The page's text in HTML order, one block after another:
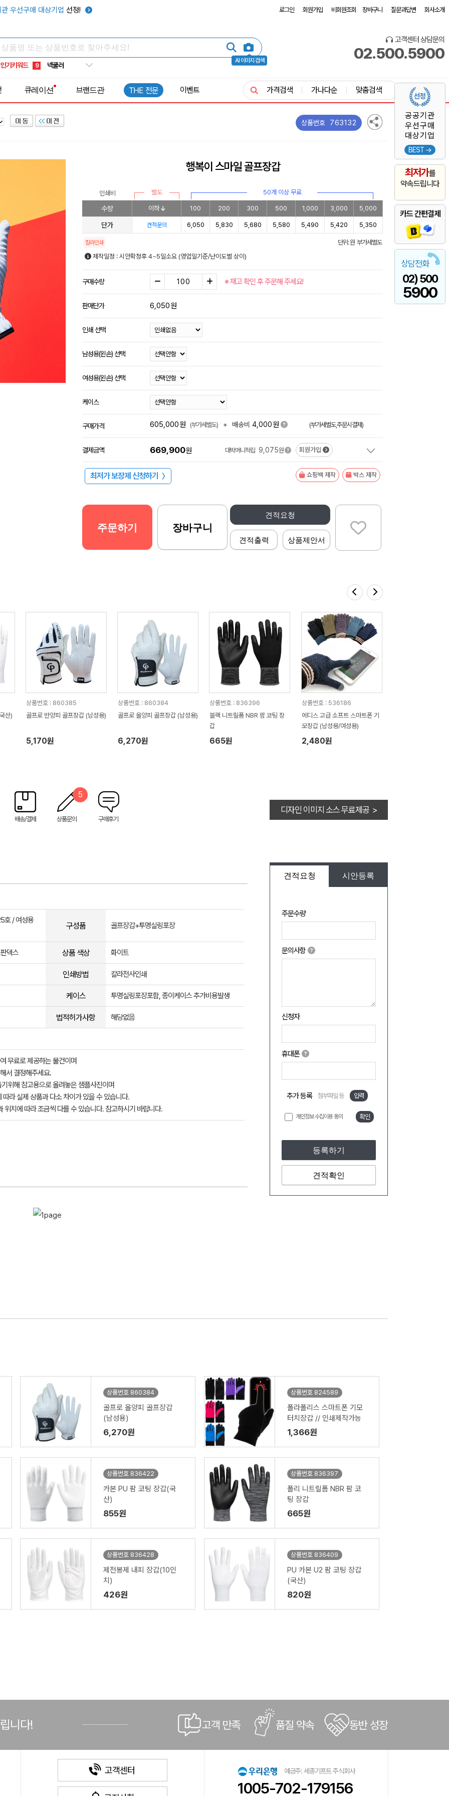
관 우선구매 대상기업 선정! 로그인 회원가입 비회원조회 장바구니 질문과답변 회사소개
AI 이미지 검색
인기키워드
5 키캡
8 쿨토시
9 넥쿨러
1 선풍기
고객센터 상담문의
02.500.5900
공공기관
우선구매
대상기업
BEST →
최저가를
약속드립니다
카드 간편결제
상담전화
02) 500
5900
큐레이션 브랜드관 THE 전문 이벤트 가격검색 가나다순 맞춤검색
상품번호 763132
행복이 스마일 골프장갑
인쇄비 별도 50개 이상 무료
수량 이하 100 200 300 500 1,000 3,000 5,000
단가 견적문의 6,050 5,830 5,680 5,580 5,490 5,420 5,350
칼라인쇄
단위: 원 부가세별도
제작일정 : 시안확정후 4~5일소요 (영업일기준/난이도별 상이)
구매수량 ※ 재고 확인 후 주문해 주세요!
판매단가 6,050원
인쇄 선택
남성용(왼손) 선택
여성용(왼손) 선택
케이스
구매가격 605,000원 (부가세별도) + 배송비 4,000원 (부가세별도,주문시결제)
결제금액 669,900원 대박머니적립 9,075원 회원가입
최저가 보장제 신청하기 〉 쇼핑백 제작 박스 제작
견적요청
견적출력 상품제안서
주문하기 장바구니
산)
상품번호 : 860385
골프로 반양피 골프장갑 (남성용)
5,170원
상품번호 : 860384
골프로 올양피 골프장갑 (남성용)
6,270원
상품번호 : 836396
블랙 니트릴폼 NBR 팜 코팅 장
갑
665원
상품번호 : 536186
에디스 고급 소프트 스마트폰 기
모장갑 (남성용/여성용)
2,480원
배송/결제 상품문의
5
구매후기
디자인 이미지 소스 무료제공 >
견적요청 시안등록
주문수량
문의사항
신청자
휴대폰
추가 등록 첨부파일 등 입력
개인정보 수집이용 동의 확인
등록하기
견적확인
호 / 여성용
구성품 골프장갑+투명실링포장
덱스 상품 색상 화이트
인쇄방법 칼라전사인쇄
케이스 투명실링포장포함, 종이케이스 추가비용발생
법적허가사항 해당없음
무료로 제공하는 물건이며
서 결정해주세요.
위해 참고용으로 올려놓은 샘플사진이며
라 실제 상품과 다소 차이가 있을 수 있습니다.
위치에 따라 조금씩 다를 수 있습니다. 참고하시기 바랍니다.
상품번호 860384
골프로 올양피 골프장갑
(남성용)
6,270원
상품번호 824589
폴라폴리스 스마트폰 기모
터치장갑 // 인쇄제작가능
1,366원
상품번호 836422
카본 PU 팜 코팅 장갑(국
산)
855원
상품번호 836397
폴리 니트릴폼 NBR 팜 코
팅 장갑
665원
상품번호 836428
제전봉제 내피 장갑(10인
치)
426원
상품번호 836409
PU 카본 U2 팜 코팅 장갑
(국산)
820원
니다! 고객 만족 품질 약속 동반 성장
고객센터 예금주: 세종기프트 주식회사
1005-702-179156